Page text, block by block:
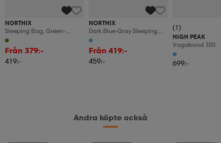
NORTHIX
Sleeping Bag, Green-
Orange, Lightweight,
Compact
Från 379:-
419:-
NORTHIX
Dark Blue-Gray Sleeping
Bag, Size M
Från 419:-
459:-
(1)
HIGH PEAK
Vagabond 300
699:-
Andra köpte också